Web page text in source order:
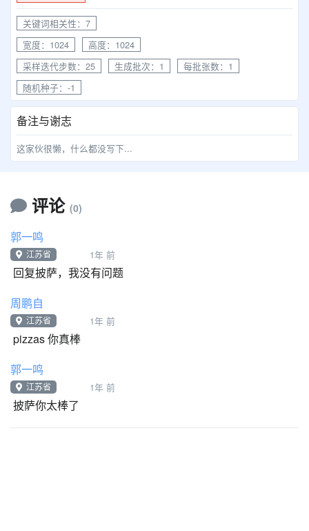
关键词相关性：7
宽度：1024
高度：1024
采样迭代步数：25
生成批次：1
每批张数：1
随机种子：-1
备注与谢志
这家伙很懒，什么都没写下...
评论 (0)
郭一鸣
江苏省 1年 前
回复披萨，我没有问题
周鹏自
江苏省 1年 前
pizzas 你真棒
郭一鸣
江苏省 1年 前
披萨你太棒了